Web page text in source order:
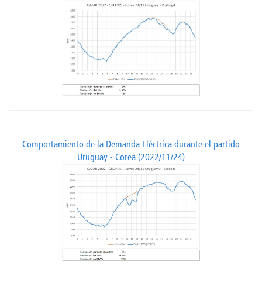
Comportamiento de la Demanda Eléctrica durante el partido
Uruguay - Corea (2022/11/24)